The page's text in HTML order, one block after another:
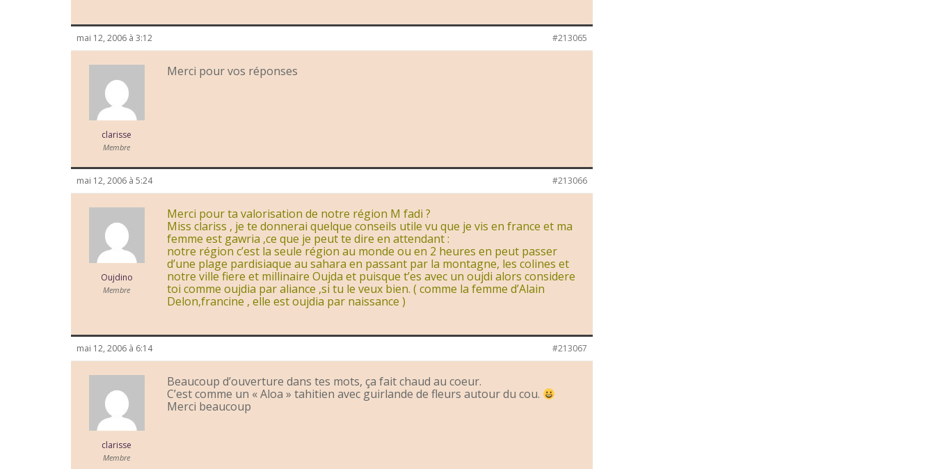
mai 12, 2006 à 3:12 #213065
clarisse
Membre
Merci pour vos réponses
mai 12, 2006 à 5:24 #213066
Oujdino
Membre
Merci pour ta valorisation de notre région M fadi ?
Miss clariss , je te donnerai quelque conseils utile vu que je vis en france et ma
femme est gawria ,ce que je peut te dire en attendant :
notre région c’est la seule région au monde ou en 2 heures en peut passer
d’une plage pardisiaque au sahara en passant par la montagne, les colines et
notre ville fiere et millinaire Oujda et puisque t’es avec un oujdi alors considere
toi comme oujdia par aliance ,si tu le veux bien. ( comme la femme d’Alain
Delon,francine , elle est oujdia par naissance )
mai 12, 2006 à 6:14 #213067
clarisse
Membre
Beaucoup d’ouverture dans tes mots, ça fait chaud au coeur.
C’est comme un « Aloa » tahitien avec guirlande de fleurs autour du cou.
Merci beaucoup